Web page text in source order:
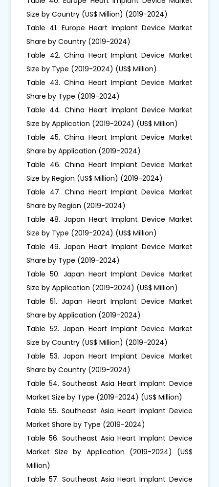
Size by Country (US$ Million) (2019-2024)
Table 41. Europe Heart Implant Device Market
Share by Country (2019-2024)
Table 42. China Heart Implant Device Market
Size by Type (2019-2024) (US$ Million)
Table 43. China Heart Implant Device Market
Share by Type (2019-2024)
Table 44. China Heart Implant Device Market
Size by Application (2019-2024) (US$ Million)
Table 45. China Heart Implant Device Market
Share by Application (2019-2024)
Table 46. China Heart Implant Device Market
Size by Region (US$ Million) (2019-2024)
Table 47. China Heart Implant Device Market
Share by Region (2019-2024)
Table 48. Japan Heart Implant Device Market
Size by Type (2019-2024) (US$ Million)
Table 49. Japan Heart Implant Device Market
Share by Type (2019-2024)
Table 50. Japan Heart Implant Device Market
Size by Application (2019-2024) (US$ Million)
Table 51. Japan Heart Implant Device Market
Share by Application (2019-2024)
Table 52. Japan Heart Implant Device Market
Size by Country (US$ Million) (2019-2024)
Table 53. Japan Heart Implant Device Market
Share by Country (2019-2024)
Table 54. Southeast Asia Heart Implant Device
Market Size by Type (2019-2024) (US$ Million)
Table 55. Southeast Asia Heart Implant Device
Market Share by Type (2019-2024)
Table 56. Southeast Asia Heart Implant Device
Market Size by Application (2019-2024) (US$
Million)
Table 57. Southeast Asia Heart Implant Device